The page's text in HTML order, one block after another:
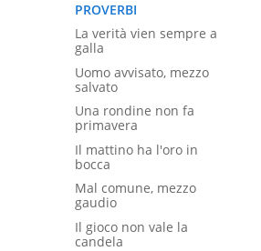
PROVERBI
La verità vien sempre a
galla
Uomo avvisato, mezzo
salvato
Una rondine non fa
primavera
Il mattino ha l'oro in
bocca
Mal comune, mezzo
gaudio
Il gioco non vale la
candela